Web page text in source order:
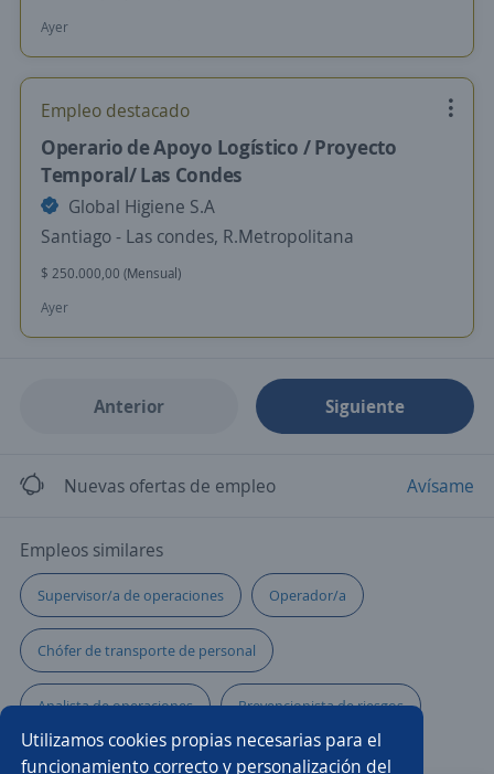
Utilizamos cookies propias necesarias para el
funcionamiento correcto y personalización del
Ayer
Empleo destacado
Operario de Apoyo Logístico / Proyecto
Temporal/ Las Condes
Global Higiene S.A
Santiago - Las condes, R.Metropolitana
$ 250.000,00 (Mensual)
Ayer
Anterior Siguiente
Nuevas ofertas de empleo Avísame
Empleos similares
Supervisor/a de operaciones Operador/a
Chófer de transporte de personal
Analista de operaciones Prevencionista de riesgos
Operador/a logístico Operario/a de almacén